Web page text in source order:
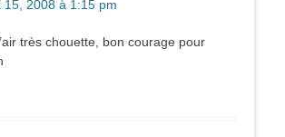
15, 2008 à 1:15 pm
très chouette, bon courage pour